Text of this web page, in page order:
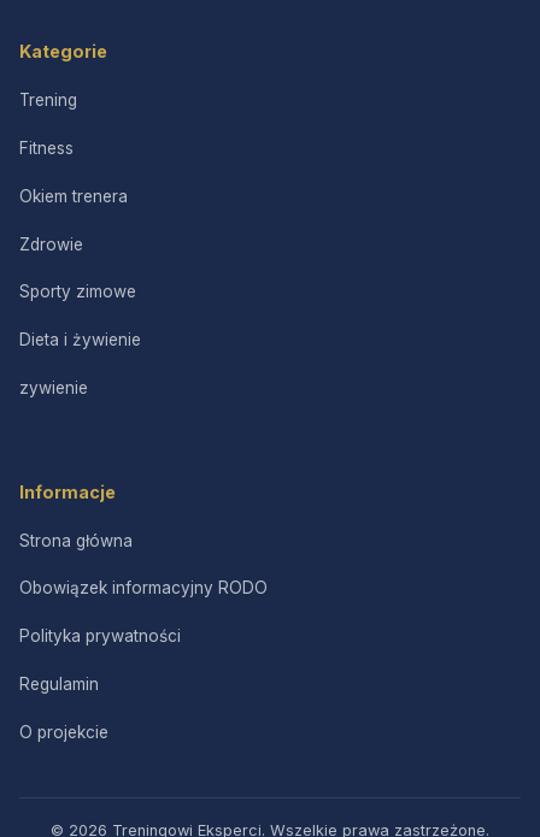
Kategorie
Trening
Fitness
Okiem trenera
Zdrowie
Sporty zimowe
Dieta i żywienie
zywienie
Informacje
Strona główna
Obowiązek informacyjny RODO
Polityka prywatności
Regulamin
O projekcie
© 2026 Treningowi Eksperci. Wszelkie prawa zastrzeżone.